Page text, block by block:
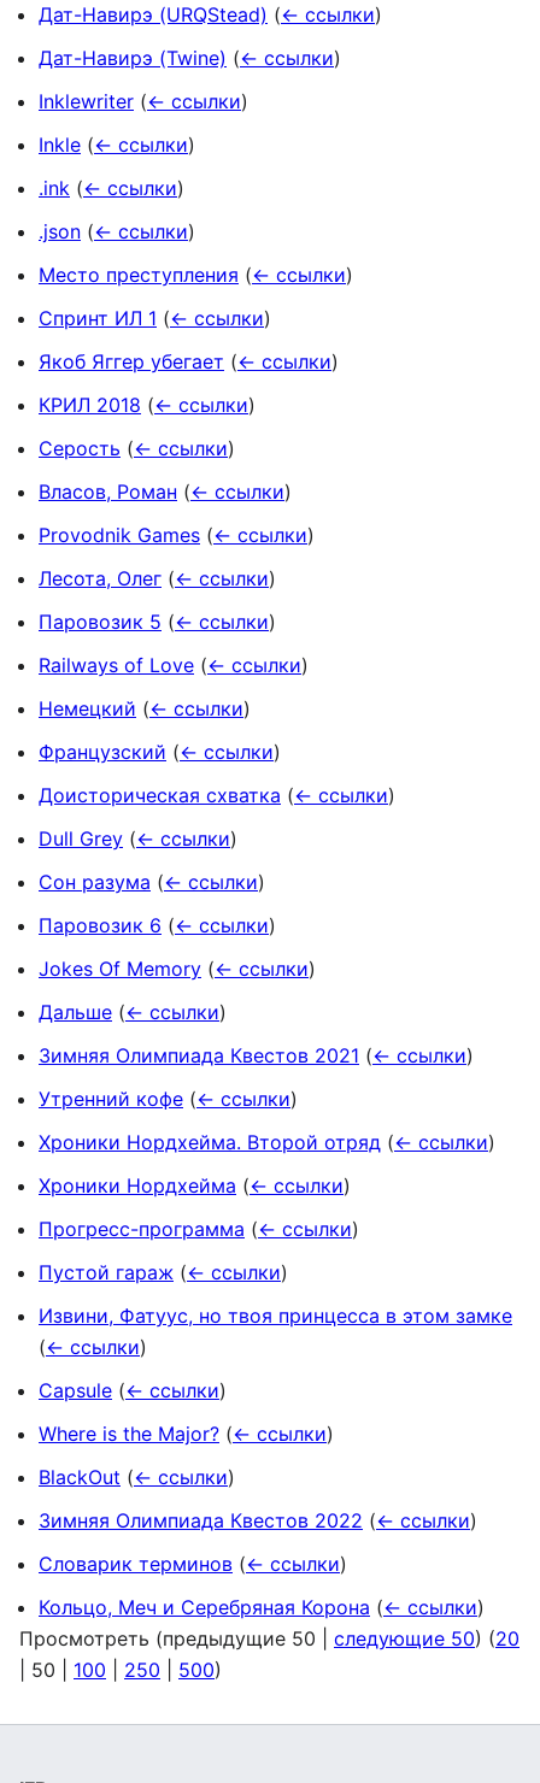
Дат-Навирэ (URQStead) (← ссылки)
Дат-Навирэ (Twine) (← ссылки)
Inklewriter (← ссылки)
Inkle (← ссылки)
.ink (← ссылки)
.json (← ссылки)
Место преступления (← ссылки)
Спринт ИЛ 1 (← ссылки)
Якоб Яггер убегает (← ссылки)
КРИЛ 2018 (← ссылки)
Серость (← ссылки)
Власов, Роман (← ссылки)
Provodnik Games (← ссылки)
Лесота, Олег (← ссылки)
Паровозик 5 (← ссылки)
Railways of Love (← ссылки)
Немецкий (← ссылки)
Французский (← ссылки)
Доисторическая схватка (← ссылки)
Dull Grey (← ссылки)
Сон разума (← ссылки)
Паровозик 6 (← ссылки)
Jokes Of Memory (← ссылки)
Дальше (← ссылки)
Зимняя Олимпиада Квестов 2021 (← ссылки)
Утренний кофе (← ссылки)
Хроники Нордхейма. Второй отряд (← ссылки)
Хроники Нордхейма (← ссылки)
Прогресс-программа (← ссылки)
Пустой гараж (← ссылки)
Извини, Фатуус, но твоя принцесса в этом замке
(← ссылки)
Capsule (← ссылки)
Where is the Major? (← ссылки)
BlackOut (← ссылки)
Зимняя Олимпиада Квестов 2022 (← ссылки)
Словарик терминов (← ссылки)
Кольцо, Меч и Серебряная Корона (← ссылки)
Просмотреть (предыдущие 50 следующие 50) (20
50 100 250 500)